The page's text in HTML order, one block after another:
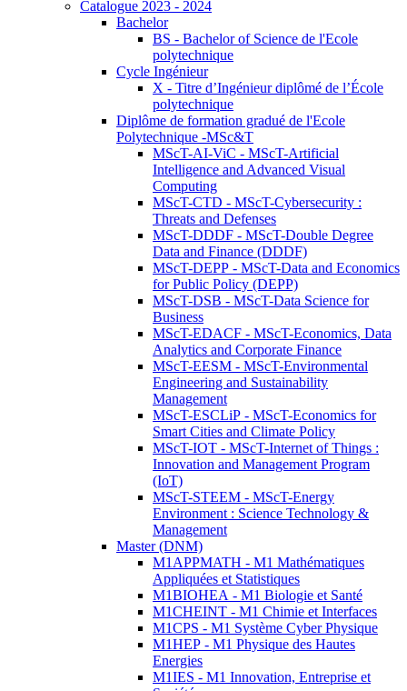
Catalogue 2023 - 2024
Bachelor
BS - Bachelor of Science de l'Ecole
polytechnique
Cycle Ingénieur
X - Titre d’Ingénieur diplômé de l’École
polytechnique
Diplôme de formation gradué de l'Ecole
Polytechnique -MSc&T
MScT-AI-ViC - MScT-Artificial
Intelligence and Advanced Visual
Computing
MScT-CTD - MScT-Cybersecurity :
Threats and Defenses
MScT-DDDF - MScT-Double Degree
Data and Finance (DDDF)
MScT-DEPP - MScT-Data and Economics
for Public Policy (DEPP)
MScT-DSB - MScT-Data Science for
Business
MScT-EDACF - MScT-Economics, Data
Analytics and Corporate Finance
MScT-EESM - MScT-Environmental
Engineering and Sustainability
Management
MScT-ESCLiP - MScT-Economics for
Smart Cities and Climate Policy
MScT-IOT - MScT-Internet of Things :
Innovation and Management Program
(IoT)
MScT-STEEM - MScT-Energy
Environment : Science Technology &
Management
Master (DNM)
M1APPMATH - M1 Mathématiques
Appliquées et Statistiques
M1BIOHEA - M1 Biologie et Santé
M1CHEINT - M1 Chimie et Interfaces
M1CPS - M1 Système Cyber Physique
M1HEP - M1 Physique des Hautes
Energies
M1IES - M1 Innovation, Entreprise et